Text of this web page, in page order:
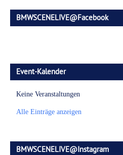
BMWSCENELIVE@Facebook
Event-Kalender
Keine Veranstaltungen
Alle Einträge anzeigen
BMWSCENELIVE@Instagram